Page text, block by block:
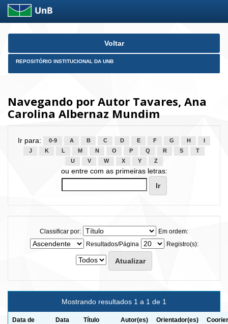
Skip
Voltar
REPOSITÓRIO INSTITUCIONAL DA UNB
Navegando por Autor Tavares, Ana
Carolina Albernaz Mundim
Ir para: 0-9 A B C D E F G H
J
K L M N O P Q R S
T
U
V W X Y Z
ou entre com as primeiras letras:
Classificar por:
Em ordem:
Resultados/Página
Registro(s):
Mostrando resultados 1 a 1 de 1
Data de
Data
Título Autor(es) Orientador(es)